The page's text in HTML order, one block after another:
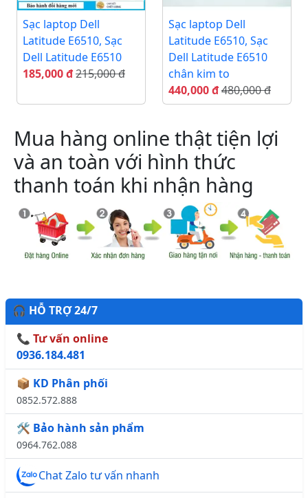
Sạc laptop Dell
Latitude E6510, Sạc
Dell Latitude E6510
185,000 đ215,000 đ
Sạc laptop Dell
Latitude E6510, Sạc
Dell Latitude E6510
chân kim to
440,000 đ480,000 đ
Mua hàng online thật tiện lợi
và an toàn với hình thức
thanh toán khi nhận hàng
🎧 HỖ TRỢ 24/7
📞 Tư vấn online
0936.184.481
📦 KD Phân phối
0852.572.888
🛠️ Bảo hành sản phẩm
0964.762.088
Chat Zalo tư vấn nhanh